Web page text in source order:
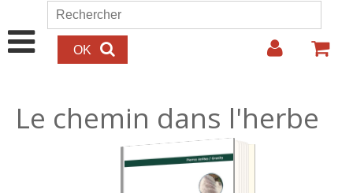
Aller au contenu principal
Formulaire de recherche
Rechercher
Le chemin dans l'herbe
15.00€